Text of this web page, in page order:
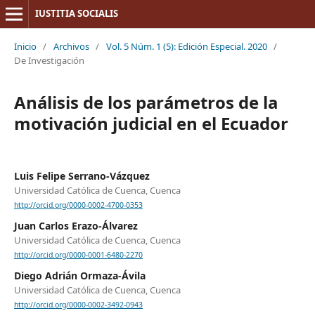
IUSTITIA SOCIALIS
Inicio / Archivos / Vol. 5 Núm. 1 (5): Edición Especial. 2020 /
De Investigación
Análisis de los parámetros de la
motivación judicial en el Ecuador
Luis Felipe Serrano-Vázquez
Universidad Católica de Cuenca, Cuenca
http://orcid.org/0000-0002-4700-0353
Juan Carlos Erazo-Álvarez
Universidad Católica de Cuenca, Cuenca
http://orcid.org/0000-0001-6480-2270
Diego Adrián Ormaza-Ávila
Universidad Católica de Cuenca, Cuenca
http://orcid.org/0000-0002-3492-0943